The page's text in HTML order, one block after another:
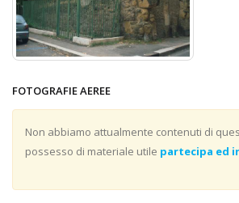
FOTOGRAFIE AEREE
Non abbiamo attualmente contenuti di
possesso di materiale utile partecipa ed